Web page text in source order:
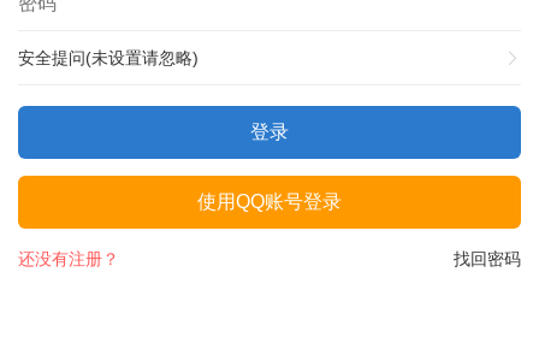
安全提问(未设置请忽略)
登录
使用QQ账号登录
找回密码
还没有注册？